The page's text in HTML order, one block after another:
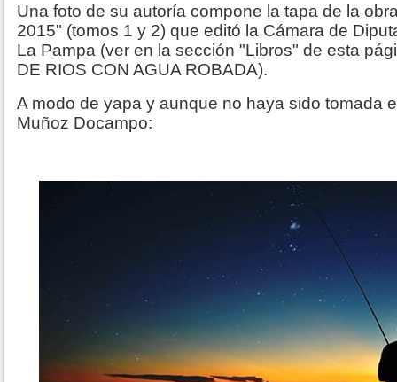
Una foto de su autoría compone la tapa de la
2015" (tomos 1 y 2) que editó la Cámara de
La Pampa (ver en la sección "Libros" de esta
DE RIOS CON AGUA ROBADA).
A modo de yapa y aunque no haya sido tomada
Muñoz Docampo: